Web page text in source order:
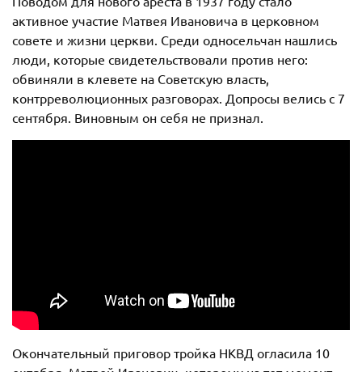
активное участие Матвея Ивановича в церковном
совете и жизни церкви. Среди односельчан нашлись
люди, которые свидетельствовали против него:
обвиняли в клевете на Советскую власть,
контрреволюционных разговорах. Допросы велись с 7
сентября. Виновным он себя не признал.
Окончательный приговор тройка НКВД огласила 10